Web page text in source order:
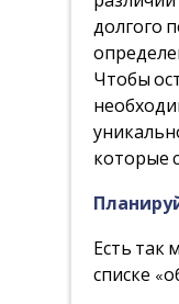
долгого
Чтобы
которые
Есть так
списке